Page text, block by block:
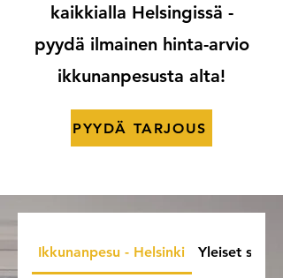
kaikkialla Helsingissä -
pyydä ilmainen hinta-arvio
ikkunanpesusta alta!
PYYDÄ TARJOUS
Ikkunanpesu - Helsinki Yleiset